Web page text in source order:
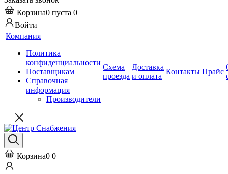
Корзина0 пуста 0
Войти
Компания
Политика
конфиденциальности
Поставщикам
Справочная
информация
Производители
Схема
проезда
Доставка
и оплата
Контакты Прайс
Корзина0 0